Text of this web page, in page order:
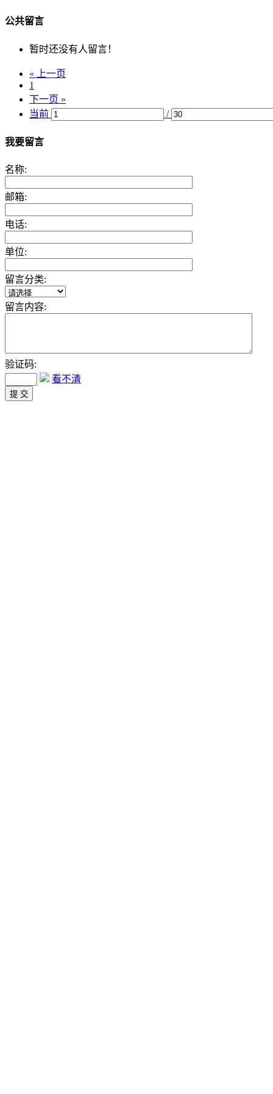
公共留言
暂时还没有人留言！
« 上一页
1
下一页 »
当前
/
我要留言
名称:
邮箱:
电话:
单位:
留言分类:
留言内容:
验证码:
看不清